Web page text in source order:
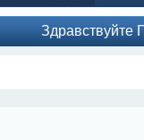
Здравствуйте